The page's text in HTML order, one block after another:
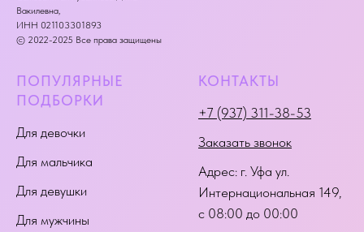
Вакилевна,
ИНН 021103301893
© 2022-2025 Все права защищены
ПОПУЛЯРНЫЕ
ПОДБОРКИ
Для девочки
Для мальчика
Для девушки
Для мужчины
КОНТАКТЫ
+7 (937) 311-38-53
Заказать звонок
Адрес: г. Уфа ул.
Интернациональная 149,
с 08:00 до 00:00